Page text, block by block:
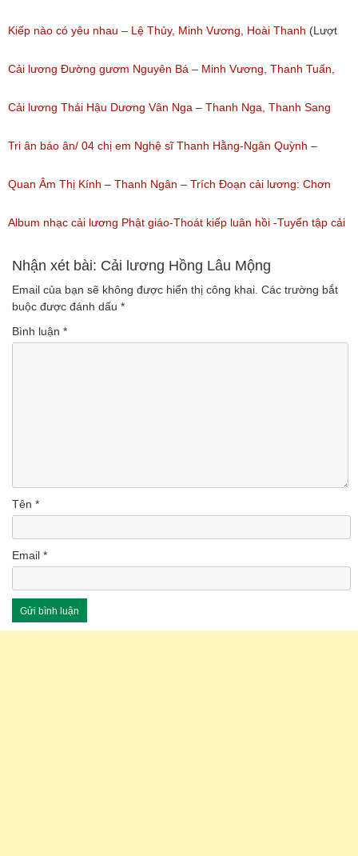
(Lượt nghe: 1,251)
Kiếp nào có yêu nhau – Lệ Thủy, Minh Vương, Hoài Thanh (Lượt
nghe: 1,060)
Cải lương Đường gươm Nguyên Bá – Minh Vương, Thanh Tuấn,
Thanh Kim Huệ, Chí Tâm, Thanh Sang
(Lượt nghe: 1,226)
Cải lương Thái Hậu Dương Vân Nga – Thanh Nga, Thanh Sang
nguyên tuồng
(Lượt nghe: 865)
Tri ân báo ân/ 04 chị em Nghệ sĩ Thanh Hằng-Ngân Quỳnh –
Thanh Ngọc – NSƯT Thanh Ngân
(Lượt nghe: 527)
Quan Âm Thị Kính – Thanh Ngân – Trích Đoạn cải lương: Chơn
Tâm 6
(Lượt nghe: 622)
Album nhạc cải lương Phật giáo-Thoát kiếp luân hồi -Tuyển tập cải
lương NSUT Thanh Ngân hay nhất
(Lượt nghe: 606)
Nhận xét bài: Cải lương Hồng Lâu Mộng
Email của bạn sẽ không được hiển thị công khai. Các trường bắt
buộc được đánh dấu *
Bình luận *
Tên *
Email *